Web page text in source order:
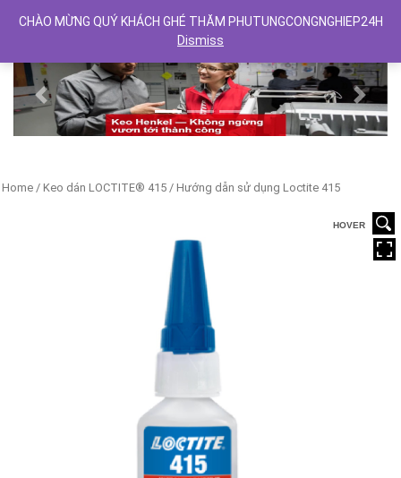
Previous Next
Home / Keo dán LOCTITE® 415 / Hướng dẫn sử dụng Loctite 415
HOVER
CHÀO MỪNG QUÝ KHÁCH GHÉ THĂM PHUTUNGCONGNGHIEP24H
Dismiss